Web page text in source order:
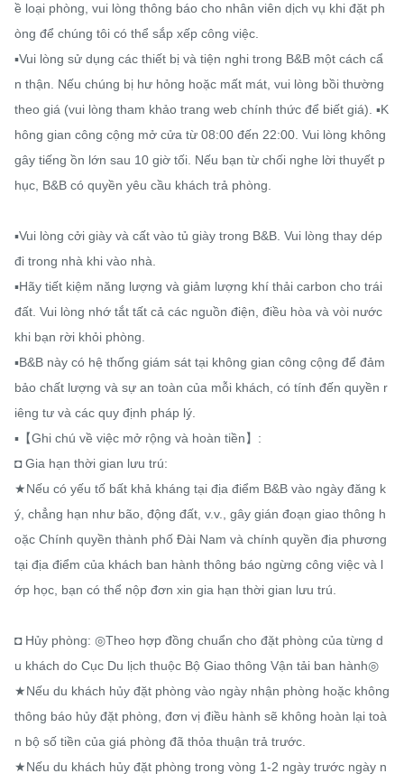
ề loại phòng, vui lòng thông báo cho nhân viên dịch vụ khi đặt ph
òng để chúng tôi có thể sắp xếp công việc.
▪️Vui lòng sử dụng các thiết bị và tiện nghi trong B&B một cách cẩ
n thận. Nếu chúng bị hư hỏng hoặc mất mát, vui lòng bồi thường
theo giá (vui lòng tham khảo trang web chính thức để biết giá). ▪️K
hông gian công cộng mở cửa từ 08:00 đến 22:00. Vui lòng không
gây tiếng ồn lớn sau 10 giờ tối. Nếu bạn từ chối nghe lời thuyết p
hục, B&B có quyền yêu cầu khách trả phòng.
▪️Vui lòng cởi giày và cất vào tủ giày trong B&B. Vui lòng thay dép
đi trong nhà khi vào nhà.
▪️Hãy tiết kiệm năng lượng và giảm lượng khí thải carbon cho trái
đất. Vui lòng nhớ tắt tất cả các nguồn điện, điều hòa và vòi nước
khi bạn rời khỏi phòng.
▪️B&B này có hệ thống giám sát tại không gian công cộng để đảm
bảo chất lượng và sự an toàn của mỗi khách, có tính đến quyền r
iêng tư và các quy định pháp lý.
▪️【Ghi chú về việc mở rộng và hoàn tiền】:
◘ Gia hạn thời gian lưu trú:
★Nếu có yếu tố bất khả kháng tại địa điểm B&B vào ngày đăng k
ý, chẳng hạn như bão, động đất, v.v., gây gián đoạn giao thông h
oặc Chính quyền thành phố Đài Nam và chính quyền địa phương
tại địa điểm của khách ban hành thông báo ngừng công việc và l
ớp học, bạn có thể nộp đơn xin gia hạn thời gian lưu trú.
◘ Hủy phòng: ◎Theo hợp đồng chuẩn cho đặt phòng của từng d
u khách do Cục Du lịch thuộc Bộ Giao thông Vận tải ban hành◎
★Nếu du khách hủy đặt phòng vào ngày nhận phòng hoặc không
thông báo hủy đặt phòng, đơn vị điều hành sẽ không hoàn lại toà
n bộ số tiền của giá phòng đã thỏa thuận trả trước.
★Nếu du khách hủy đặt phòng trong vòng 1-2 ngày trước ngày n